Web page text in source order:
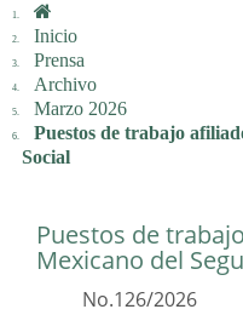
Inicio
Prensa
Archivo
Marzo 2026
Puestos de trabajo
Social
Puestos de
Mexicano del
No.126/2026